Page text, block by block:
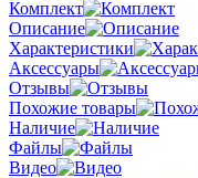
Комплект
Описание
Характеристики
Аксессуары
Отзывы
Похожие товары
Наличие
Файлы
Видео